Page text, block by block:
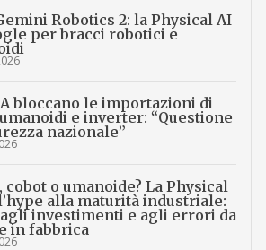
Robotics 2: la Physical AI
per bracci robotici e
bloccano le importazioni di
e inverter: “Questione
nazionale”
cobot o umanoide? La Physical
alla maturità industriale:
investimenti e agli errori da
in fabbrica